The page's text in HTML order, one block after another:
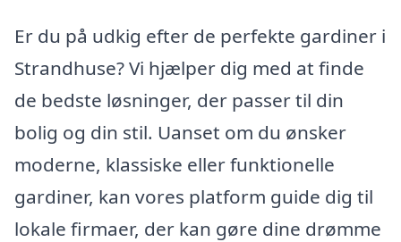
Er du på udkig efter de perfekte gardiner i
Strandhuse? Vi hjælper dig med at finde
de bedste løsninger, der passer til din
bolig og din stil. Uanset om du ønsker
moderne, klassiske eller funktionelle
gardiner, kan vores platform guide dig til
lokale firmaer, der kan gøre dine drømme